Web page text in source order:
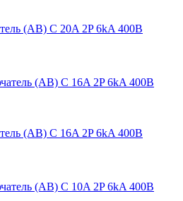
(АВ) C 20A 2P 6kA 400В
(АВ) C 16A 2P 6kA 400В